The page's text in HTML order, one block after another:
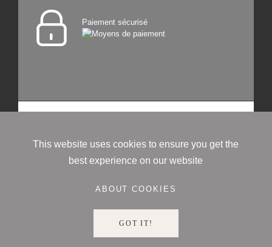
Paiement sécurisé
This website uses cookies to ensure you get the
best experience on our website
ABOUT COOKIES
GOT IT!